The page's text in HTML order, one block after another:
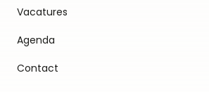
Vacatures
Agenda
Contact